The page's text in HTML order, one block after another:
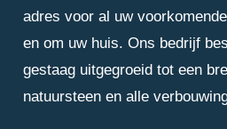
adres voor al uw
en om uw huis. Ons bedrijf
gestaag uitgegroeid tot een
natuursteen en alle